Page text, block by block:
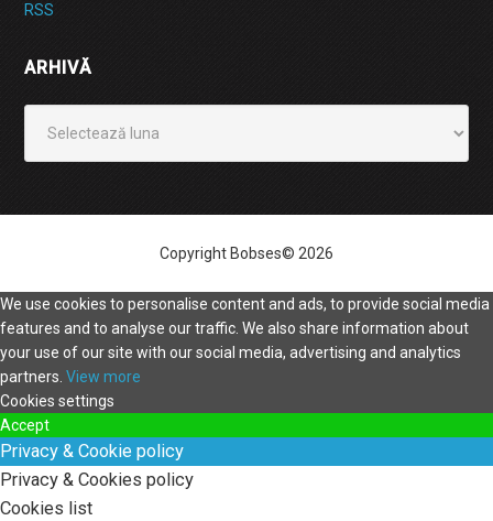
RSS
ARHIVĂ
Copyright Bobses© 2026
We use cookies to personalise content and ads, to provide social media
features and to analyse our traffic. We also share information about
your use of our site with our social media, advertising and analytics
partners. View more
Cookies settings
Accept
Privacy & Cookie policy
Privacy & Cookies policy
Cookies list